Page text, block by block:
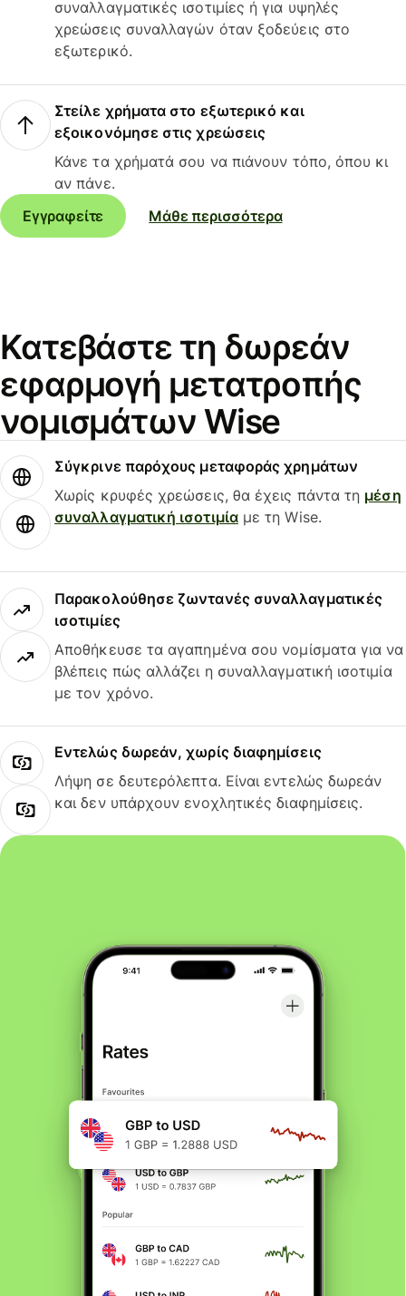
συναλλαγματικές ισοτιμίες ή για υψηλές
χρεώσεις συναλλαγών όταν ξοδεύεις στο
εξωτερικό.
Στείλε χρήματα στο εξωτερικό και
εξοικονόμησε στις χρεώσεις
Κάνε τα χρήματά σου να πιάνουν τόπο, όπου κι
αν πάνε.
Εγγραφείτε
Μάθε περισσότερα
Κατεβάστε τη δωρεάν
εφαρμογή μετατροπής
νομισμάτων Wise
Σύγκρινε παρόχους μεταφοράς χρημάτων
Χωρίς κρυφές χρεώσεις, θα έχεις πάντα τη μέση
συναλλαγματική ισοτιμίαμε τη Wise.
Παρακολούθησε ζωντανές συναλλαγματικές
ισοτιμίες
Αποθήκευσε τα αγαπημένα σου νομίσματα για να
βλέπεις πώς αλλάζει η συναλλαγματική ισοτιμία
με τον χρόνο.
Εντελώς δωρεάν, χωρίς διαφημίσεις
Λήψη σε δευτερόλεπτα. Είναι εντελώς δωρεάν
και δεν υπάρχουν ενοχλητικές διαφημίσεις.